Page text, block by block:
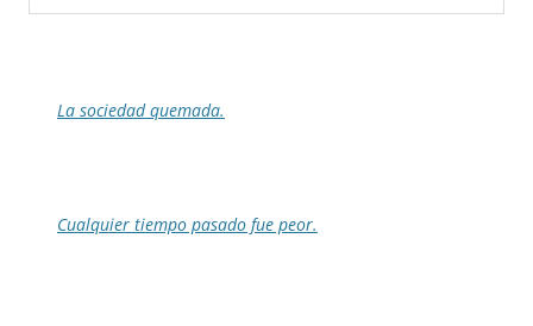
La sociedad quemada.
Cualquier tiempo pasado fue peor.